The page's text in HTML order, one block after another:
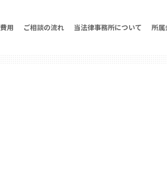
費用 ご相談の流れ 当法律事務所について 所属